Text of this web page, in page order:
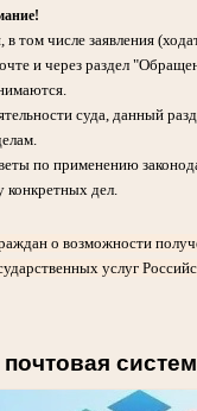
том числе заявления
и через раздел
суда, данный
по применению
конкретных дел.
о возможности
услуг
почтовая